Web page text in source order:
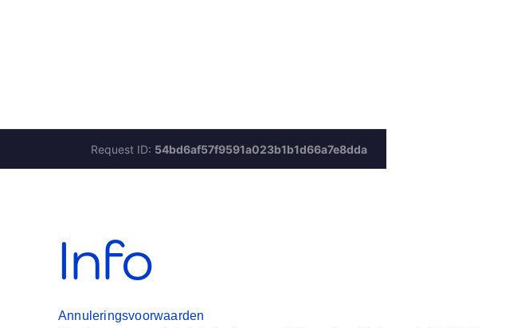
Info
Annuleringsvoorwaarden